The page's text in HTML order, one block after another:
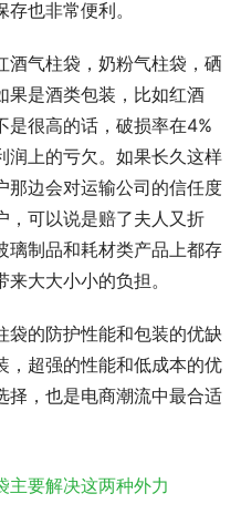
也非常便利。
酒气柱袋，奶粉气柱袋，硒
果是酒类包装，比如红酒
是很高的话，破损率在4%
润上的亏欠。如果长久这样
那边会对运输公司的信任度
，可以说是赔了夫人又折
璃制品和耗材类产品上都存
大大小小的负担。
袋的防护性能和包装的优缺
，超强的性能和低成本的优
，也是电商潮流中最合适
主要解决这两种外力